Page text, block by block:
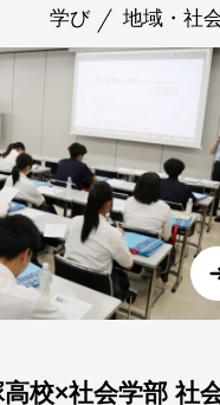
学び 地域・社
校×社会学部 社